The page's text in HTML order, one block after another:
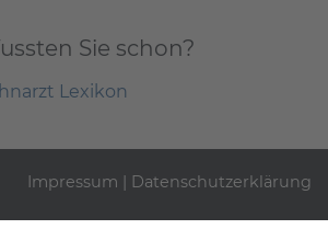
Sie schon?
Lexikon
Impressum | Datenschutzerklärung